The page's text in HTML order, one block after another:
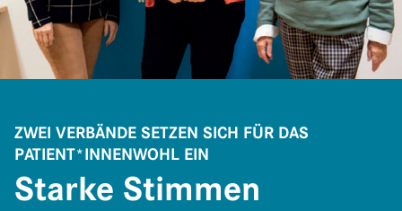
ZWEI VERBÄNDE SETZEN SICH FÜR DAS
PATIENT*INNENWOHL EIN
Starke Stimmen